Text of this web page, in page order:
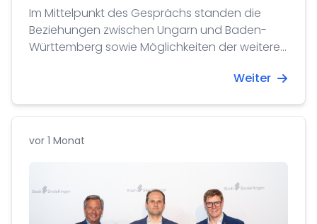
Im Mittelpunkt des Gesprächs standen die
Beziehungen zwischen Ungarn und Baden-
Württemberg sowie Möglichkeiten der weiteren
Weiter
vor 1 Monat